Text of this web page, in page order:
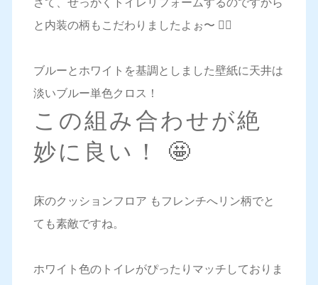
さて、せっかくトイレリフォームするのですから
と内装の柄もこだわりましたよぉ〜 🙋‍♀️
ブルーとホワイトを基調としました壁紙に天井は
淡いブルー単色クロス！
この組み合わせが絶
妙に良い！ 🤩
床のクッションフロア もフレンチへリン柄でと
ても素敵ですね。
ホワイト色のトイレがぴったりマッチしておりま